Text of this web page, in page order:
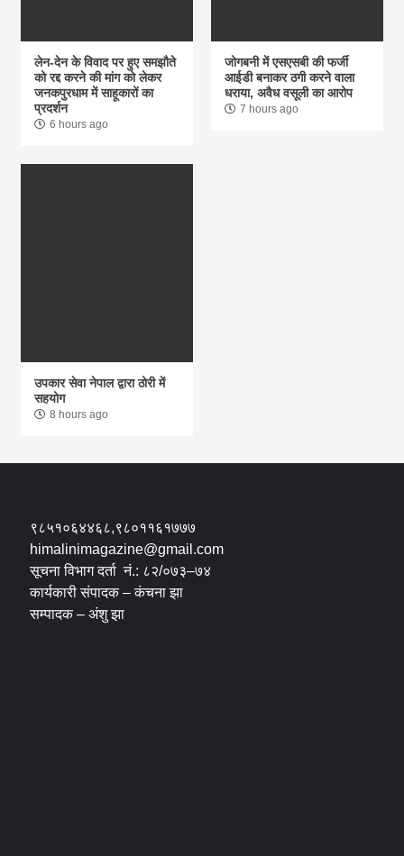
लेन-देन के विवाद पर हुए समझौते
को रद्द करने की मांग को लेकर
जनकपुरधाम में साहूकारों का
प्रदर्शन
6 hours ago
जोगबनी में एसएसबी की फर्जी
आईडी बनाकर ठगी करने वाला
धराया, अवैध वसूली का आरोप
7 hours ago
उपकार सेवा नेपाल द्वारा ठोरी में
सहयोग
8 hours ago
९८५१०६४४६८,९८०११६१७७७
himalinimagazine@gmail.com
सूचना विभाग दर्ता नं.: ८२/०७३–७४
कार्यकारी संपादक – कंचना झा
सम्पादक – अंशु झा